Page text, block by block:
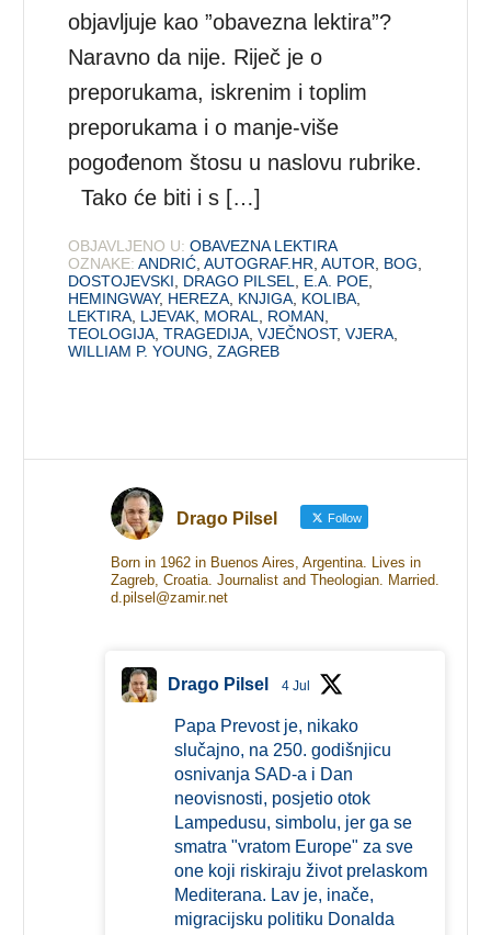
objavljuje kao ”obavezna lektira”?
Naravno da nije. Riječ je o
preporukama, iskrenim i toplim
preporukama i o manje-više
pogođenom štosu u naslovu rubrike.
Tako će biti i s […]
OBJAVLJENO U: OBAVEZNA LEKTIRA
OZNAKE: ANDRIĆ ,AUTOGRAF.HR ,AUTOR BOG
DOSTOJEVSKI
DRAGO PILSEL E.A. POE
HEMINGWAY, HEREZA KNJIGA KOLIBA
LEKTIRA LJEVAK MORAL ROMAN
TEOLOGIJA ,TRAGEDIJA ,VJEČNOST,VJERA
WILLIAM P. YOUNG ,ZAGREB
Drago Pilsel Follow
Born in 1962 in Buenos Aires, Argentina. Lives in
Zagreb, Croatia. Journalist and Theologian. Married.
d.pilsel@zamir.net
Drago Pilsel 4 Jul
Papa Prevost je, nikako
slučajno, na 250. godišnjicu
osnivanja SAD-a i Dan
neovisnosti, posjetio otok
Lampedusu, simbolu, jer ga se
smatra "vratom Europe" za sve
one koji riskiraju život prelaskom
Mediterana. Lav je, inače,
migracijsku politiku Donalda